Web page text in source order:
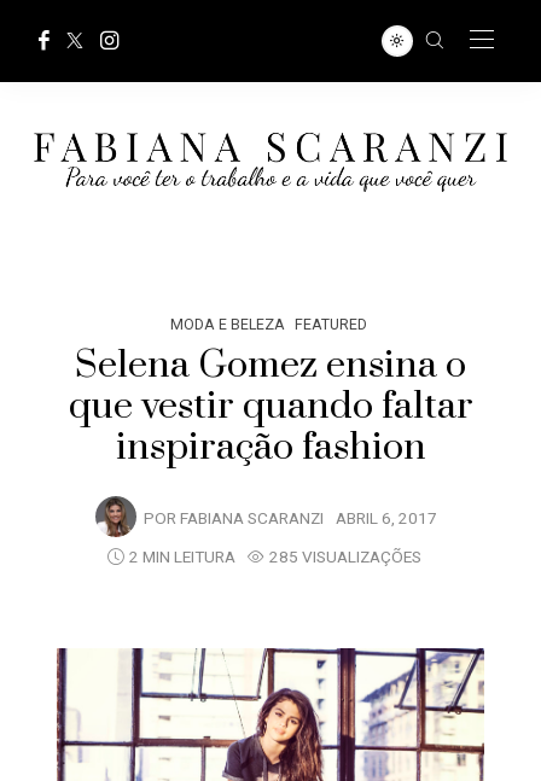
MODA E BELEZA FEATURED
Selena Gomez ensina o
que vestir quando faltar
inspiração fashion
POR FABIANA SCARANZI ABRIL 6, 2017
2 MIN LEITURA
285 VISUALIZAÇÕES